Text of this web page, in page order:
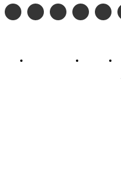
Profil Madu TV Redaksi